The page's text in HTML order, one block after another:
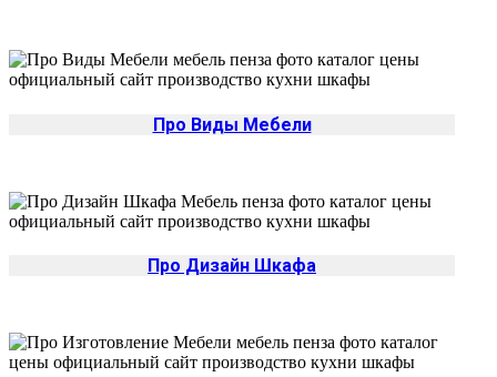
Про Виды Мебели
Про Дизайн Шкафа